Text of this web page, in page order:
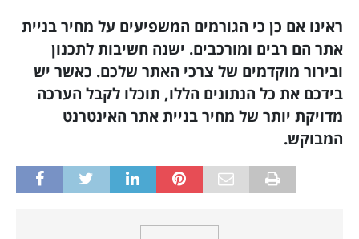
ראינו אם כן כי הגורמים המשפיעים על מחיר בניית
אתר הם רבים ומורכבים. ישנה חשיבות לתכנון
ובירור מוקדמים של צרכי האתר שלכם. כאשר יש
בידכם את כל הנתונים הללו, תוכלו לקבל הערכה
מדויקת יותר של מחיר בניית אתר האינטרנט
המבוקש.